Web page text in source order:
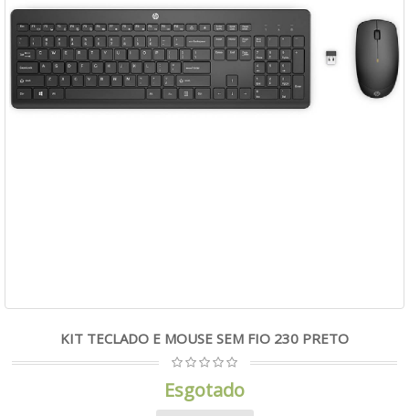
KIT TECLADO E MOUSE SEM FIO 230 PRETO
Esgotado